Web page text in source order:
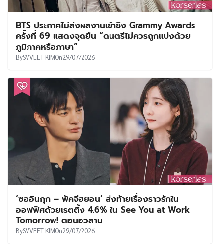
BTS ประกาศไม่ส่งผลงานเข้าชิง Grammy Awards
ครั้งที่ 69 แสดงจุดยืน “ดนตรีไม่ควรถูกแบ่งด้วย
ภูมิภาคหรือภาษา”
BySVVEET KIMOn29/07/2026
‘ซออินกุก – พัคจีฮยอน’ ส่งท้ายเรื่องราวรักใน
ออฟฟิศด้วยเรตติ้ง 4.6% ใน See You at Work
Tomorrow! ตอนอวสาน
BySVVEET KIMOn29/07/2026